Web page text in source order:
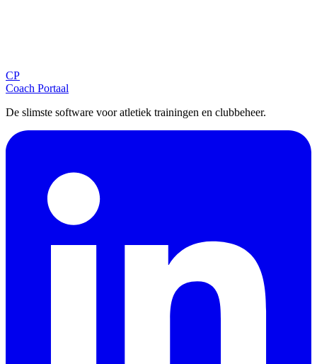
CP
Coach Portaal
De slimste software voor atletiek trainingen en clubbeheer.